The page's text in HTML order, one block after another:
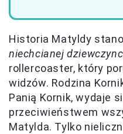
Historia Matyldy
niechcianej
rollercoaster, który
widzów. Rodzina
Panią Kornik, wydaje
przeciwieństwem
Matylda. Tylko